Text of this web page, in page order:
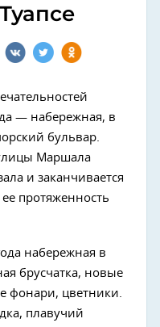
— набережная, в
бульвар.
Маршала
и заканчивается
протяженность
набережная в
брусчатка, новые
фонари, цветники.
плавучий